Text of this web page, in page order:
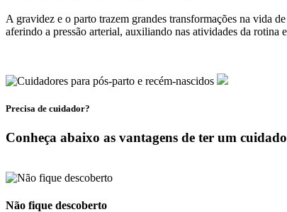
A gravidez e o parto trazem grandes transformações na vida
aferindo a pressão arterial, auxiliando nas atividades da
Precisa de cuidador?
Conheça abaixo as vantagens de ter um
Não fique descoberto